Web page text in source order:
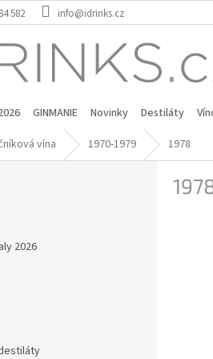
582 info@idrinks.cz
GINMANIE Novinky Destiláty
vína 1970-1979 1978
2026